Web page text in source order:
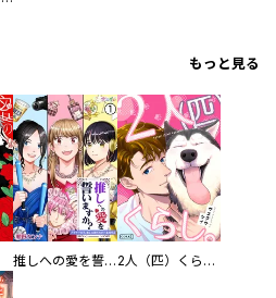
もっと見る
推しへの愛を誓いますか？～アラサー女子、推しは逃げぬが人生逃げる～ 2人（匹）くらし。